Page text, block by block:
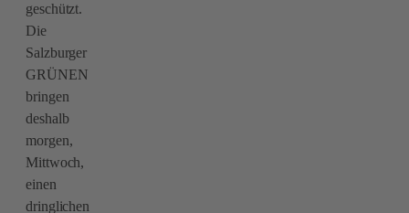
geschützt.
Die
Salzburger
GRÜNEN
bringen
deshalb
morgen,
Mittwoch,
einen
dringlichen